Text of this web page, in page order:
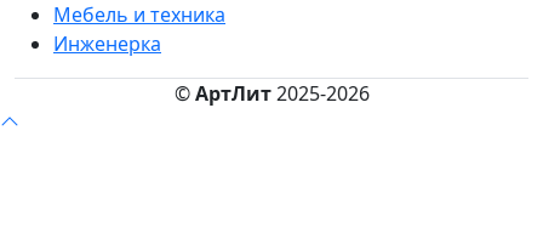
Мебель и техника
Инженерка
©АртЛит2025-2026